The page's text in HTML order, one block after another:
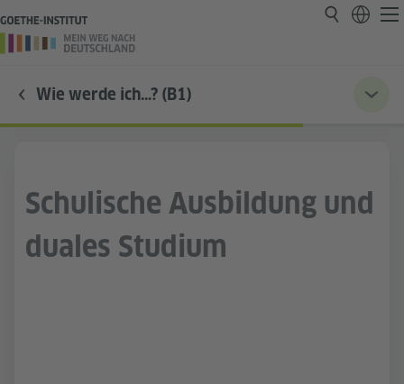
Wie werde ich…? (B1)
Schulische Ausbildung und
duales Studium